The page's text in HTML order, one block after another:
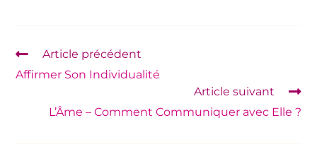
Article précédent
Affirmer Son Individualité
Article suivant
L’Âme – Comment Communiquer avec Elle ?